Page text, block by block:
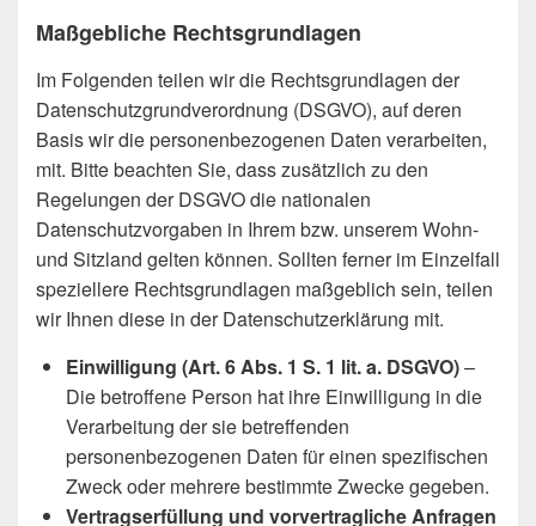
Maßgebliche Rechtsgrundlagen
Im Folgenden teilen wir die Rechtsgrundlagen der
Datenschutzgrundverordnung (DSGVO), auf deren
Basis wir die personenbezogenen Daten verarbeiten,
mit. Bitte beachten Sie, dass zusätzlich zu den
Regelungen der DSGVO die nationalen
Datenschutzvorgaben in Ihrem bzw. unserem Wohn-
und Sitzland gelten können. Sollten ferner im Einzelfall
speziellere Rechtsgrundlagen maßgeblich sein, teilen
wir Ihnen diese in der Datenschutzerklärung mit.
Einwilligung (Art. 6 Abs. 1 S. 1 lit. a. DSGVO)–
Die betroffene Person hat ihre Einwilligung in die
Verarbeitung der sie betreffenden
personenbezogenen Daten für einen spezifischen
Zweck oder mehrere bestimmte Zwecke gegeben.
Vertragserfüllung und vorvertragliche Anfragen